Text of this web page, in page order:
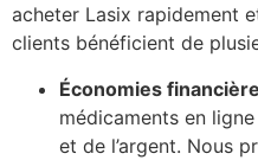
acheter Lasix rapidement
clients bénéficient de
Économies
médicaments en
et de l’argent. Nous